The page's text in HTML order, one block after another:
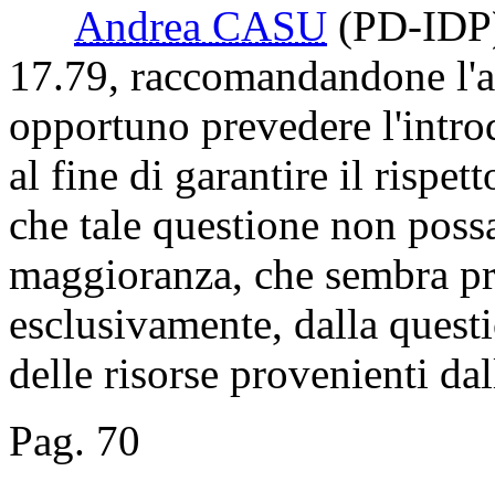
Andrea CASU (PD-
17.79, raccomandandone
opportuno prevedere
al fine di garantire il
che tale questione non
maggioranza, che sembra
esclusivamente, dalla
delle risorse provenienti
Pag. 70